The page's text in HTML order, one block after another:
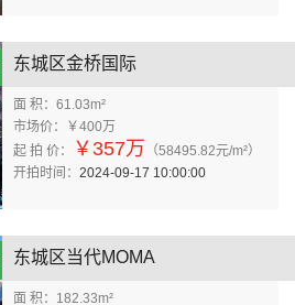
东城区金桥国际
面 积：61.03m²
市场价：￥400万
起 拍 价：
￥357万
（58495.82元/m²）
开拍时间：2024-09-17 10:00:00
东城区当代MOMA
面 积：182.33m²